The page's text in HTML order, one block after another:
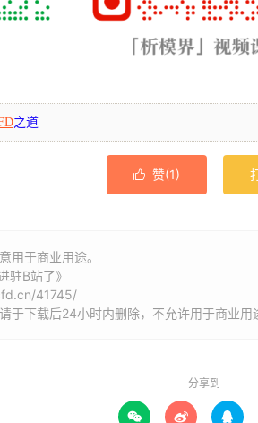
之道
 赞(1)
用于商业用途。
驻B站了》
41745/
于下载后24小时内删除，不允许用于商业用
分享到
  